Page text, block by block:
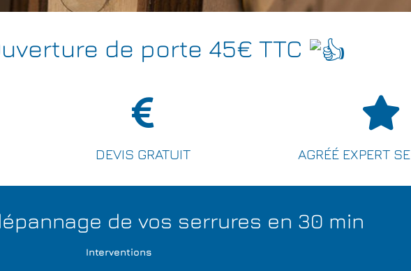
de porte 45€ TTC
DEVIS GRATUIT AGRÉÉ EXPERT
de vos serrures en 30 min
Interventions